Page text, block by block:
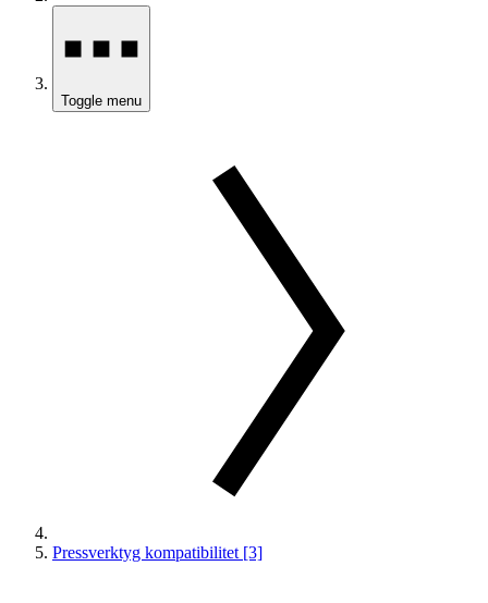
Toggle menu
Pressverktyg kompatibilitet [3]